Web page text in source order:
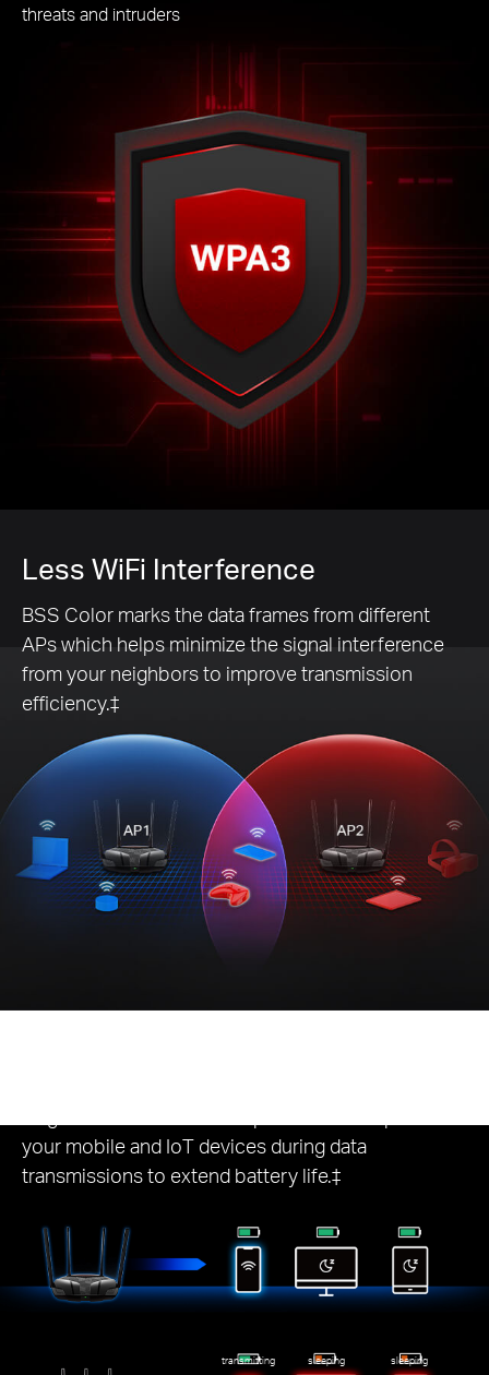
threats and intruders
Less WiFi Interference
BSS Color marks the data frames from different
APs which helps minimize the signal interference
from your neighbors to improve transmission
efficiency.‡
your mobile and IoT devices during data
transmissions to extend battery life.‡
transmitting sleeping sleeping